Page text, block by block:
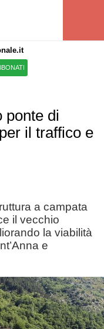
ponte di
il traffico e
a campata
il vecchio
la viabilità
e